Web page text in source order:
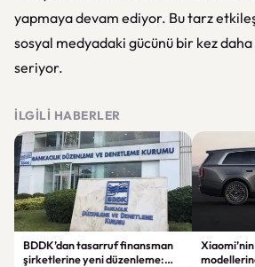
yapmaya devam ediyor. Bu tarz
sosyal medyadaki gücünü bir kez
seriyor.
İLGILI HABERLER
BDDK’dan tasarruf finansman
şirketlerine yeni düzenleme: